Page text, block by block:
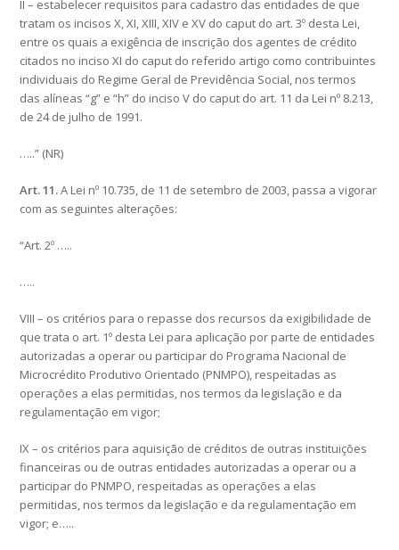
II – estabelecer requisitos para cadastro das entidades de que
tratam os incisos X, XI, XIII, XIV e XV do caput do art. 3º desta Lei,
entre os quais a exigência de inscrição dos agentes de crédito
citados no inciso XI do caput do referido artigo como contribuintes
individuais do Regime Geral de Previdência Social, nos termos
das alíneas “g” e “h” do inciso V do caput do art. 11 da Lei nº 8.213,
de 24 de julho de 1991.
…..” (NR)
Art. 11.A Lei nº 10.735, de 11 de setembro de 2003, passa a vigorar
com as seguintes alterações:
“Art. 2º …..
…..
VIII – os critérios para o repasse dos recursos da exigibilidade de
que trata o art. 1º desta Lei para aplicação por parte de entidades
autorizadas a operar ou participar do Programa Nacional de
Microcrédito Produtivo Orientado (PNMPO), respeitadas as
operações a elas permitidas, nos termos da legislação e da
regulamentação em vigor;
IX – os critérios para aquisição de créditos de outras instituições
financeiras ou de outras entidades autorizadas a operar ou a
participar do PNMPO, respeitadas as operações a elas
permitidas, nos termos da legislação e da regulamentação em
vigor; e…..